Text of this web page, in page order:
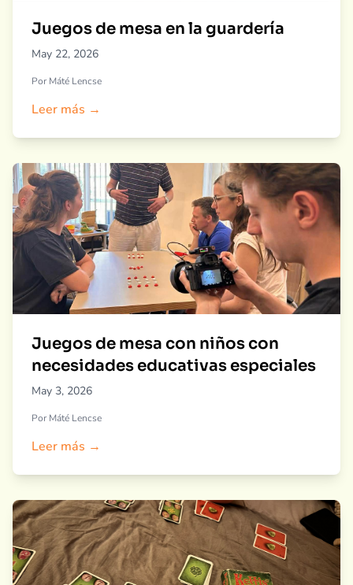
Juegos de mesa en la guardería
May 22, 2026
Por Máté Lencse
Leer más →
Juegos de mesa con niños con
necesidades educativas especiales
May 3, 2026
Por Máté Lencse
Leer más →